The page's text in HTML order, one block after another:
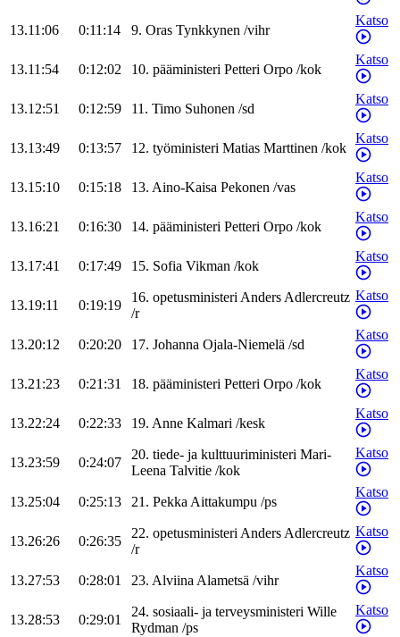
13.11:06 0:11:14 9. Oras Tynkkynen /vihr
Katso
13.11:54 0:12:02 10. pääministeri Petteri Orpo /kok
Katso
13.12:51 0:12:59 11. Timo Suhonen /sd
Katso
13.13:49 0:13:57 12. työministeri Matias Marttinen /kok
Katso
13.15:10 0:15:18 13. Aino-Kaisa Pekonen /vas
Katso
13.16:21 0:16:30 14. pääministeri Petteri Orpo /kok
Katso
13.17:41 0:17:49 15. Sofia Vikman /kok
Katso
13.19:11 0:19:19
16. opetusministeriAndersAdlercreutz
/r
Katso
13.20:12 0:20:20 17. Johanna Ojala-Niemelä /sd
Katso
13.21:23 0:21:31 18. pääministeri Petteri Orpo /kok
Katso
13.22:24 0:22:33 19. Anne Kalmari /kesk
Katso
13.23:59 0:24:07
20. tiede- ja kulttuuriministeri Mari-
Leena Talvitie /kok
Katso
13.25:04 0:25:13 21. PekkaAittakumpu /ps
Katso
13.26:26 0:26:35
22. opetusministeriAndersAdlercreutz
/r
Katso
13.27:53 0:28:01 23. AlviinaAlametsä /vihr
Katso
13.28:53 0:29:01
24. sosiaali- ja terveysministeri Wille
Rydman /ps
Katso